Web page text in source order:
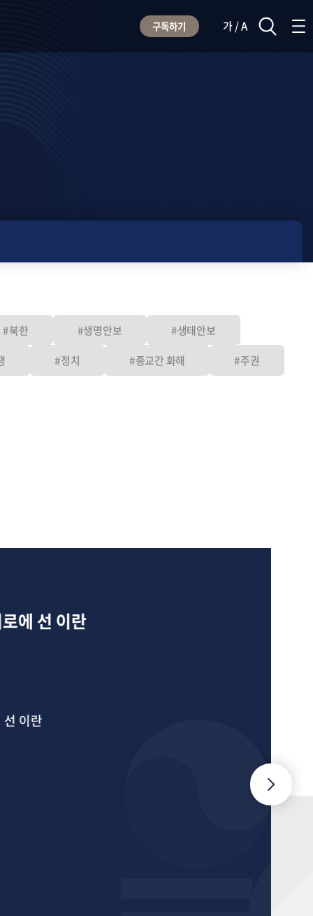
구독하기 가 / A
#북한 #생명안보
#생태안보
#정치 #종교간 화해
#주권
선 이란
란